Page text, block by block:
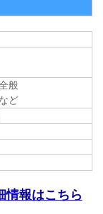
般
ど
情報はこちら